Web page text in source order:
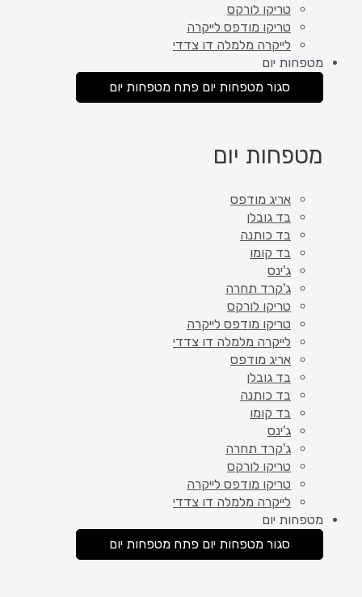
טריקו לורקס
טריקו מודפס לייקרה
לייקרה מלמלה דו צדדי
מטפחות יום
סגור מטפחות יום פתח מטפחות יום
מטפחות יום
אריג מודפס
בד גובלן
בד כותנה
בד קומו
ג'ינס
ג'קרד תחרה
טריקו לורקס
טריקו מודפס לייקרה
לייקרה מלמלה דו צדדי
אריג מודפס
בד גובלן
בד כותנה
בד קומו
ג'ינס
ג'קרד תחרה
טריקו לורקס
טריקו מודפס לייקרה
לייקרה מלמלה דו צדדי
מטפחות יום
סגור מטפחות יום פתח מטפחות יום